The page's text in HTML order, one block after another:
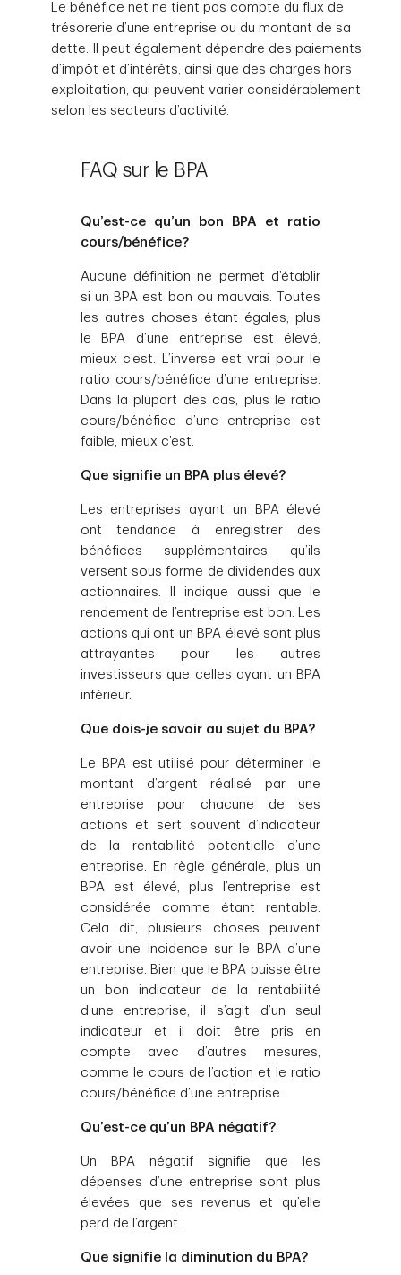
Le bénéfice net ne tient pas compte du flux de
trésorerie d’une entreprise ou du montant de sa
dette. Il peut également dépendre des paiements
d’impôt et d’intérêts, ainsi que des charges hors
exploitation, qui peuvent varier considérablement
selon les secteurs d’activité.
FAQ sur le BPA
Qu’est-ce qu’un bon BPA et ratio
cours/bénéfice?
Aucune définition ne permet d’établir
si un BPA est bon ou mauvais. Toutes
les autres choses étant égales, plus
le BPA d’une entreprise est élevé,
mieux c’est. L’inverse est vrai pour le
ratio cours/bénéfice d’une entreprise.
Dans la plupart des cas, plus le ratio
cours/bénéfice d’une entreprise est
faible, mieux c’est.
Que signifie un BPA plus élevé?
Les entreprises ayant un BPA élevé
ont tendance à enregistrer des
bénéfices supplémentaires qu’ils
versent sous forme de dividendes aux
actionnaires. Il indique aussi que le
rendement de l’entreprise est bon. Les
actions qui ont un BPA élevé sont plus
attrayantes pour les autres
investisseurs que celles ayant un BPA
inférieur.
Que dois-je savoir au sujet du BPA?
Le BPA est utilisé pour déterminer le
montant d’argent réalisé par une
entreprise pour chacune de ses
actions et sert souvent d’indicateur
de la rentabilité potentielle d’une
entreprise. En règle générale, plus un
BPA est élevé, plus l’entreprise est
considérée comme étant rentable.
Cela dit, plusieurs choses peuvent
avoir une incidence sur le BPA d’une
entreprise. Bien que le BPA puisse être
un bon indicateur de la rentabilité
d’une entreprise, il s’agit d’un seul
indicateur et il doit être pris en
compte avec d’autres mesures,
comme le cours de l’action et le ratio
cours/bénéfice d’une entreprise.
Qu’est-ce qu’un BPA négatif?
Un BPA négatif signifie que les
dépenses d’une entreprise sont plus
élevées que ses revenus et qu’elle
perd de l’argent.
Que signifie la diminution du BPA?